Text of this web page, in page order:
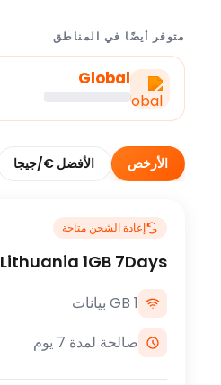
متوفر أيضًا في المناطق
Global
الأرخص الأفضل €/جيجا
إعادة الشحن متاحة
Lithuania 1GB 7Days
1 GB بيانات
صالحة لمدة 7 يوم